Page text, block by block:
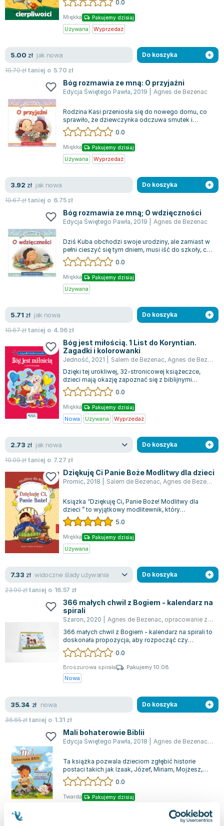
0.0
Miękka Pakujemy dzisiaj
Używana Wyprzedaż
5.00 zł jak nowa
10.70złtaniej o 5.70 zł
Do koszyka
Bóg rozmawia ze mną: O przyjaźni
Edycja Świętego Pawła, 2019 Agnes de Bezenac
Rodzina Kasi przeniosła się do nowego domu, co
sprawiło, że dziewczynka odczuwa smutek i
osamotnienie z powodu tęsknoty za przyjac...
0.0
Miękka Pakujemy dzisiaj
Używana Wyprzedaż
3.92 zł jak nowa
10.67złtaniej o 6.75zł
Do koszyka
Bóg rozmawia ze mną; O wdzięczności
Edycja Świętego Pawła, 2019 Agnes de Bezenac
Dziś Kuba obchodzi swoje urodziny, ale zamiast w
pełni cieszyć się tym dniem, musi iść do szkoły, co
budzi w nim niepokój. W trakc...
0.0
Miękka Pakujemy dzisiaj
Używana
5.71 zł jak nowa
10.67złtaniej o 4.96zł
Do koszyka
Bóg jest miłością. 1 List do Koryntian.
Zagadki i kolorowanki
Jedność, 2021 Salem de Bezenac, Agnes de Bezenac
Dzięki tej urokliwej, 32-stronicowej książeczce,
dzieci mają okazję zapoznać się z biblijnymi
fragmentami z 1 Listu do Koryntian....
0.0
Miękka Pakujemy dzisiaj
Nowa Używana Wyprzedaż
2.73 zł jak nowa
10.00złtaniej o 7.27 zł
Do koszyka
Dziękuję Ci Panie Boże Modlitwy dla dzieci
Promic, 2018 Salem de Bezenac, Agnes de Bezenac
Ksiązka “Dziękuję Ci, Panie Boże! Modlitwy dla
dzieci ” to wyjątkowy modlitewnik, który
wprowadza najmłodszych w świat rozmowy z B...
5.0
Miękka Pakujemy dzisiaj
Używana
7.33 zł widoczne ślady używania
23.90złtaniej o 16.57 zł
Do koszyka
366 małych chwil z Bogiem - kalendarz na
spirali
Szaron, 2020 Agnes de Bezenac, opracowanie zbiorowe
366 małych chwil z Bogiem - kalendarz na spirali to
doskonała propozycja, aby rozpocząć czy
zakończyć intensywny dzień w harmonii...
0.0
Broszurowa spirala
Pakujemy 10.08
Nowa
35.34 zł nowa
36.65złtaniej o 1.31 zł
Do koszyka
Mali bohaterowie Biblii
Edycja Świętego Pawła, 2018 Agnes de Bezenac
,
Ta książka pozwala dzieciom zgłębić historie
postaci takich jak Izaak, Józef, Miriam, Mojżesz,
Samuel, Dawid, mała służąca, Joasz,...
0.0
Twarda Pakujemy dzisiaj